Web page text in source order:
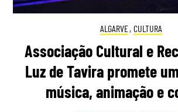
ALGARVE, CULTURA
Associação Cultural e
Luz de Tavira promete
música, animação e